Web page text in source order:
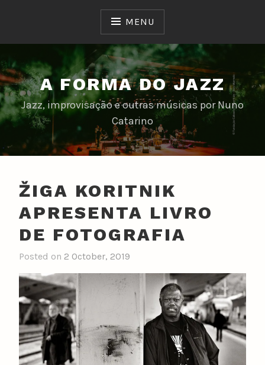
MENU
A FORMA DO JAZZ
Jazz, improvisação e outras músicas por Nuno
Catarino
ŽIGA KORITNIK
APRESENTA LIVRO
DE FOTOGRAFIA
Posted on 2 October, 2019
y
u
n
o
c
a